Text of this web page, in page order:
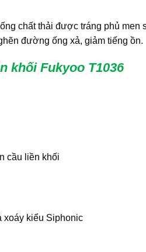
chất thải được tráng phủ men
đường ống xả, giảm tiếng ồn.
khối Fukyoo T1036
cầu liền khối
xoáy kiểu Siphonic